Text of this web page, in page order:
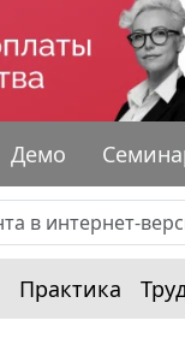
Демо
Практика